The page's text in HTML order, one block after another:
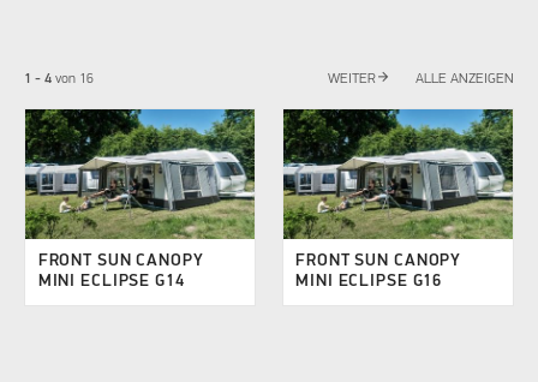
1 - 4von 16 WEITERarrow_forward ALLE ANZEIGEN
FRONT SUN CANOPY
MINI ECLIPSE G14
FRONT SUN CANOPY
MINI ECLIPSE G16